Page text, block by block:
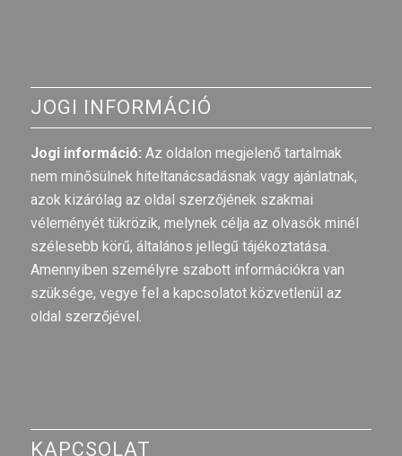
JOGI INFORMÁCIÓ
Jogi információ: Az oldalon megjelenő tartalmak
nem minősülnek hiteltanácsadásnak vagy ajánlatnak,
azok kizárólag az oldal szerzőjének szakmai
véleményét tükrözik, melynek célja az olvasók minél
szélesebb körű, általános jellegű tájékoztatása.
Amennyiben személyre szabott információkra van
szüksége, vegye fel a kapcsolatot közvetlenül az
oldal szerzőjével.
KAPCSOLAT